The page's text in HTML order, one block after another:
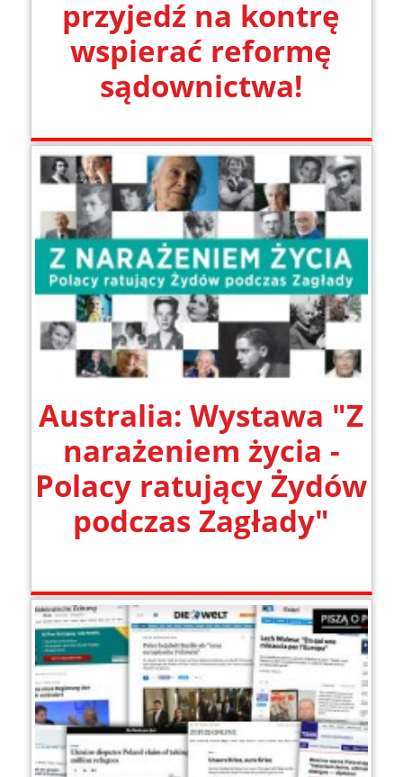
przyjedź na kontrę
wspierać reformę
sądownictwa!
Australia: Wystawa "Z
narażeniem życia -
Polacy ratujący Żydów
podczas Zagłady"